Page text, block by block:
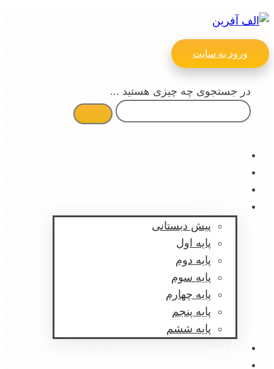
ورود به سایت
در جستجوی چه چیزی هستید ...
پیش دبستانی
پایه اول
پایه دوم
پایه سوم
پایه چهارم
پایه پنجم
پایه ششم